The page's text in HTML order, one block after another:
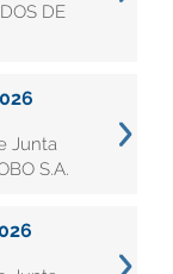
DE
Junta
S.A.